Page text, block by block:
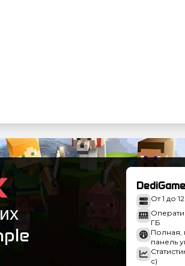
От 1 до
ГБ
Полная,
панель
с)